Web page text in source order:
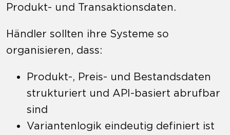
Produkt- und Transaktionsdaten.
Händler sollten ihre Systeme so
organisieren, dass:
Produkt-, Preis- und Bestandsdaten
strukturiert und API-basiert abrufbar
sind
Variantenlogik eindeutig definiert ist